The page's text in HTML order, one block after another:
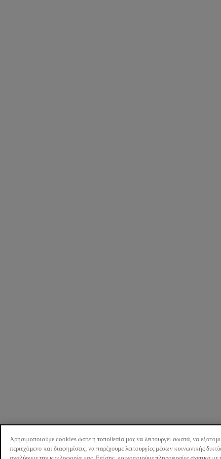
Χρησιμοποιούμε cookies ώστε η τοποθεσία μας να λειτουργεί σωστά, να
περιεχόμενο και διαφημίσεις, να παρέχουμε λειτουργίες μέσων κοινωνικής